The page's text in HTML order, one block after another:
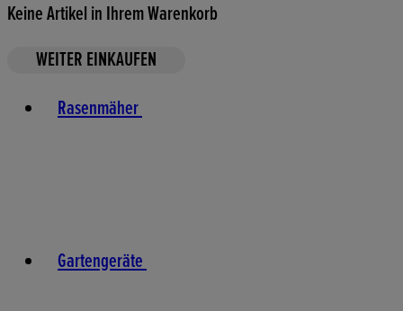
Keine Artikel in Ihrem Warenkorb
WEITER EINKAUFEN
Rasenmäher
Gartengeräte